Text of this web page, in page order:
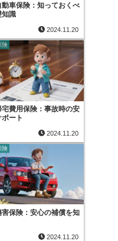
動車保険：知っておくべ
知識
2024.11.20
険
宅費用保険：事故時の安
ート
2024.11.20
険
害保険：安心の補償を知
2024.11.20